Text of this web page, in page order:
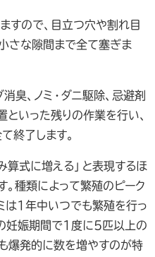
すので、目立つ穴や割れ目
さな隙間まで全て塞ぎま
臭、ノミ・ダニ駆除、忌避剤
といった残りの作業を行い、
終了します。
算式に増える」と表現するほ
。種類によって繁殖のピーク
は1年中いつでも繁殖を行っ
妊娠期間で1度に5匹以上の
爆発的に数を増やすのが特